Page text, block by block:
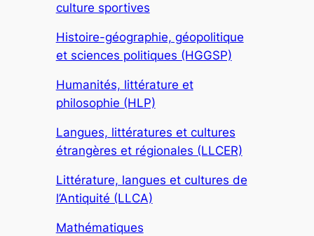
culture sportives
Histoire-géographie, géopolitique
et sciences politiques (HGGSP)
Humanités, littérature et
philosophie (HLP)
Langues, littératures et cultures
étrangères et régionales (LLCER)
Littérature, langues et cultures de
l’Antiquité (LLCA)
Mathématiques